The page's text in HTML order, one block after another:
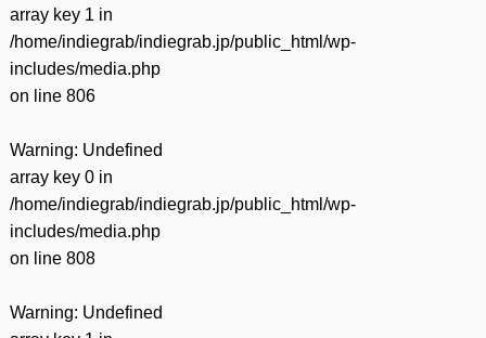
array key 1 in
/home/indiegrab/indiegrab.jp/public_html/wp-
includes/media.php
on line 806
Warning: Undefined
array key 0 in
/home/indiegrab/indiegrab.jp/public_html/wp-
includes/media.php
on line 808
Warning: Undefined